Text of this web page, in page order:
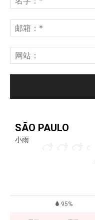
SÃO PAULO
小雨
95%